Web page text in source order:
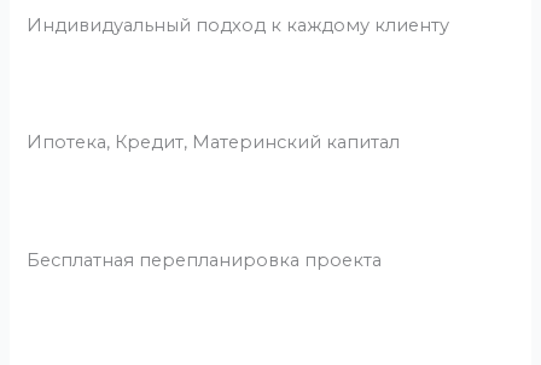
Индивидуальный подход к каждому клиенту
Ипотека, Кредит, Материнский капитал
Бесплатная перепланировка проекта